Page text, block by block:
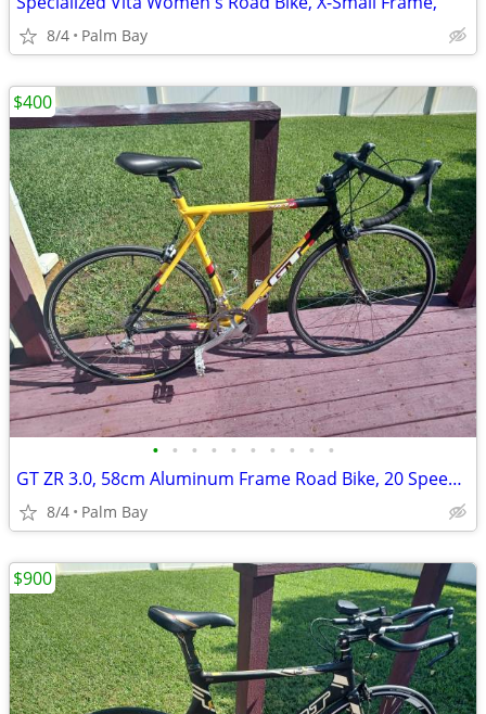
8/4 Palm Bay
• • • • • • • • • •
GT ZR 3.0, 58cm Aluminum Frame Road Bike, 20 Speed (2x10), 2001
8/4 Palm Bay
$400
$900